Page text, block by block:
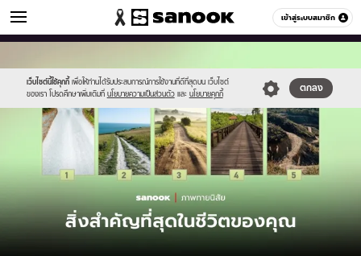
เข้าสู่ระบบสมาชิก
ดูดวง หมวดอื่นๆ
เว็บไซต์นี้ใช้คุกกี้ เพื่อให้ท่านได้รับประสบการณ์การใช้งานที่ดีที่สุดบน เว็บไซต์
ของเรา โปรดศึกษาเพิ่มเติมที่ นโยบายความเป็นส่วนตัว และ นโยบายคุกกี้
ตกลง
new-
sanook.png
template(33).jpg